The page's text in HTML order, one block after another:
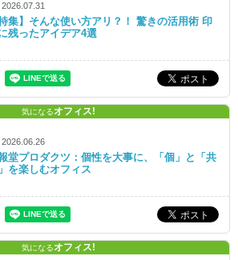
2026.07.31
特集】そんな使い方アリ？！ 驚きの活用術 印
残ったアイデア4選
気になるオフィス!
2026.06.26
堂プロダクツ：個性を大事に、「個」と「共
を楽しむオフィス
気になるオフィス!